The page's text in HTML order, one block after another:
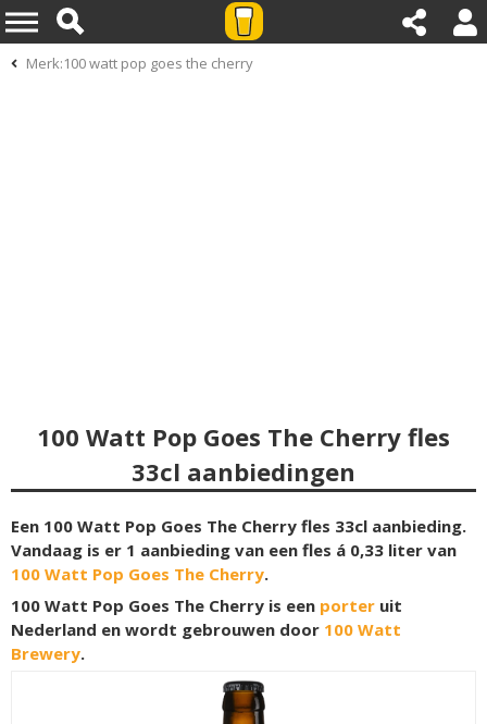
Merk:100 watt pop goes the cherry
100 Watt Pop Goes The Cherry fles
33cl aanbiedingen
Een 100 Watt Pop Goes The Cherry fles 33cl aanbieding.
Vandaag is er 1 aanbieding van een fles á 0,33 liter van
100 Watt Pop Goes The Cherry.
100 Watt Pop Goes The Cherry is een porter uit
Nederland en wordt gebrouwen door 100 Watt
Brewery.